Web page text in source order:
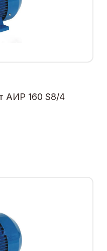
АИР 160 S8/4